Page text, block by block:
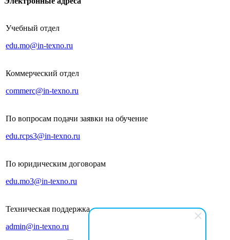
Учебный отдел
edu.mo@in-texno.ru
Коммерческий отдел
commerc@in-texno.ru
По вопросам подачи заявки на обучение
edu.rcps3@in-texno.ru
По юридическим договорам
edu.mo3@in-texno.ru
Техническая поддержка
admin@in-texno.ru